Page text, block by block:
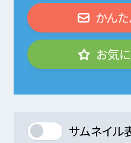
かん
お気
サムネイル